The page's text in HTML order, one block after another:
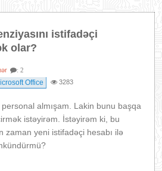
PROQRAMLAR
IT LÜĞƏT
istifadəçi
olar?
: 2
Office 3283
almışam. Lakin bunu başqa
istəyirəm. İstəyirəm ki, bu
zaman yeni istifadəçi hesabı ilə